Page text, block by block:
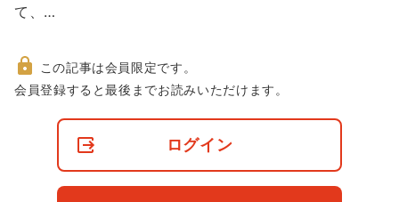
て、…
非
この記事は会員限定です。
会員登録すると最後までお読みいただけます。
ログイン